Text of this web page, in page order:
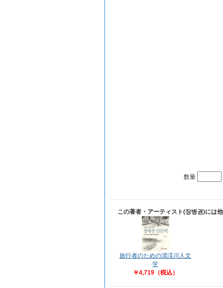
数量
この著者・アーティスト(장병권)には
旅行者のための清渓川人文
学
￥4,719（税込）